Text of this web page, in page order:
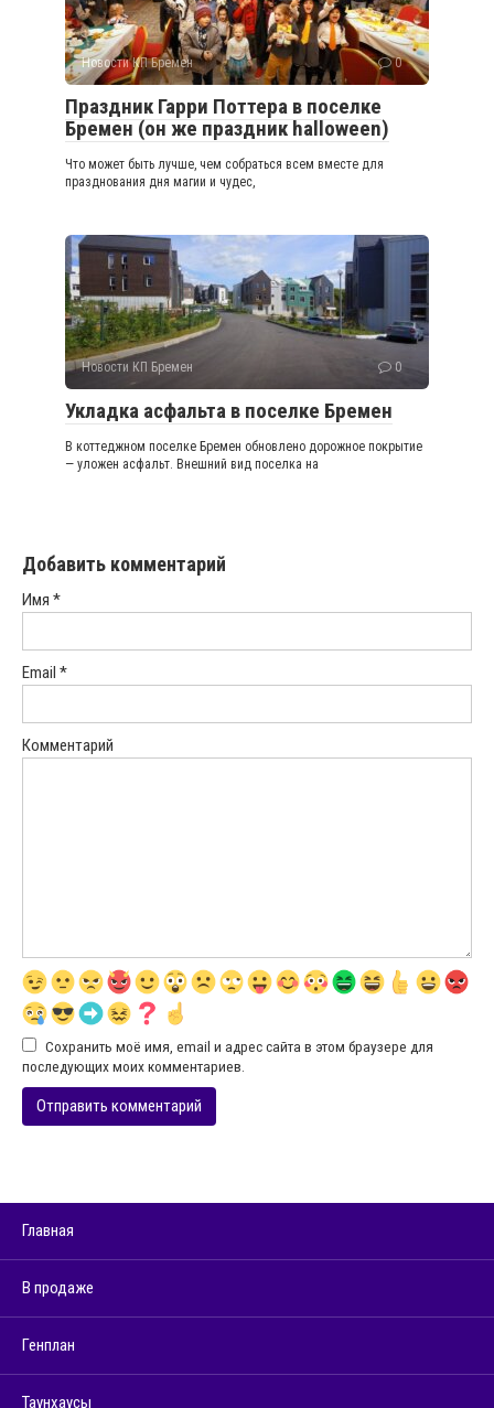
Новости КП Бремен 0
Праздник Гарри Поттера в поселке
Бремен (он же праздник halloween)
Что может быть лучше, чем собраться всем вместе для
празднования дня магии и чудес,
Новости КП Бремен 0
Укладка асфальта в поселке Бремен
В коттеджном поселке Бремен обновлено дорожное покрытие
— уложен асфальт. Внешний вид поселка на
Добавить комментарий
Имя *
Email *
Комментарий
Сохранить моё имя, email и адрес сайта в этом браузере для
последующих моих комментариев.
Главная
В продаже
Генплан
Таунхаусы